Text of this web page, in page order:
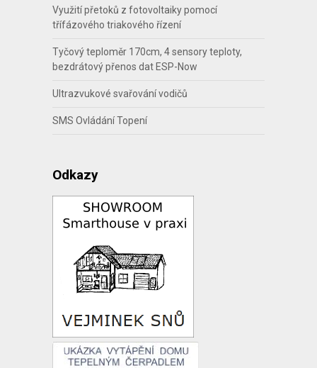
Využití přetoků z fotovoltaiky pomocí
třífázového triakového řízení
Tyčový teploměr 170cm, 4 sensory teploty,
bezdrátový přenos dat ESP-Now
Ultrazvukové svařování vodičů
SMS Ovládání Topení
Odkazy